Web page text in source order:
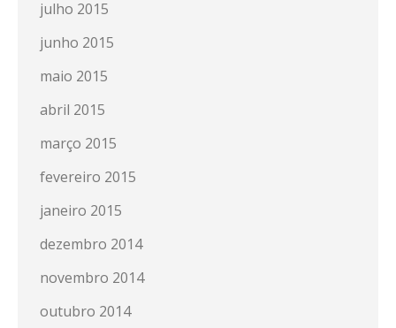
julho 2015
junho 2015
maio 2015
abril 2015
março 2015
fevereiro 2015
janeiro 2015
dezembro 2014
novembro 2014
outubro 2014